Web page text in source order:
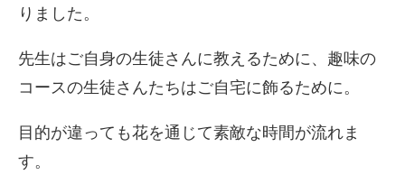
りました。
先生はご自身の生徒さんに教えるために、趣味の
コースの生徒さんたちはご自宅に飾るために。
目的が違っても花を通じて素敵な時間が流れま
す。